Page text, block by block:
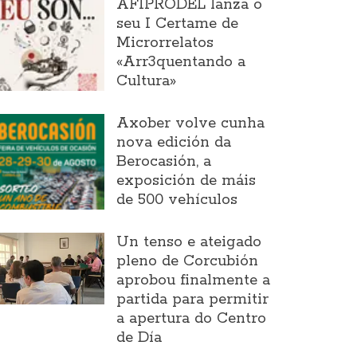
AFIPRODEL lanza o
seu I Certame de
Microrrelatos
«Arr3quentando a
Cultura»
Axober volve cunha
nova edición da
Berocasión, a
exposición de máis
de 500 vehículos
Un tenso e ateigado
pleno de Corcubión
aprobou finalmente a
partida para permitir
a apertura do Centro
de Día